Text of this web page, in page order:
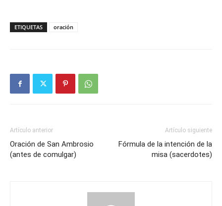
ETIQUETAS oración
Artículo anterior
Oración de San Ambrosio
(antes de comulgar)
Artículo siguiente
Fórmula de la intención de la
misa (sacerdotes)